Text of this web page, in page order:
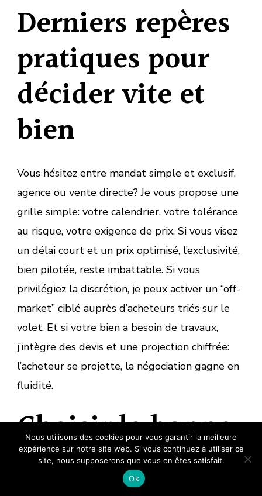
Derniers repères
pratiques pour
décider vite et
bien
Vous hésitez entre mandat simple et exclusif,
agence ou vente directe? Je vous propose une
grille simple: votre calendrier, votre tolérance
au risque, votre exigence de prix. Si vous visez
un délai court et un prix optimisé, l’exclusivité,
bien pilotée, reste imbattable. Si vous
privilégiez la discrétion, je peux activer un “off-
market” ciblé auprès d’acheteurs triés sur le
volet. Et si votre bien a besoin de travaux,
j’intègre des devis et une projection chiffrée:
l’acheteur se projette, la négociation gagne en
fluidité.
Choisir la bonne
agence pour
Nous utilisons des cookies pour vous garantir la meilleure
expérience sur notre site web. Si vous continuez à utiliser ce
site, nous supposerons que vous en êtes satisfait.
Ok